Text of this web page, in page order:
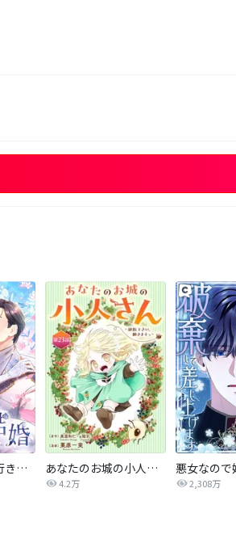
灰かぶり令嬢と行き遅れ元王太子の結婚 あなたのお城の小人さん ～御飯下さい、働きますっ～（コミック）【分冊版】
4.2万 2,308万